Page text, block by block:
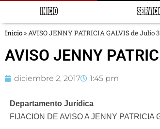
INICIO
Inicio » AVISO JENNY PATRICIA GALVIS de Julio
AVISO JENNY
diciembre 2, 2017 1:45 pm
Departamento Jurídica
FIJACION DE AVISO A JENNY PATRICIA